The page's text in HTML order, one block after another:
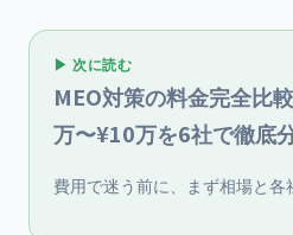
▶ 次に読む
MEO対策の料金完全比
万〜¥10万を6社で徹底
費用で迷う前に、まず相場と